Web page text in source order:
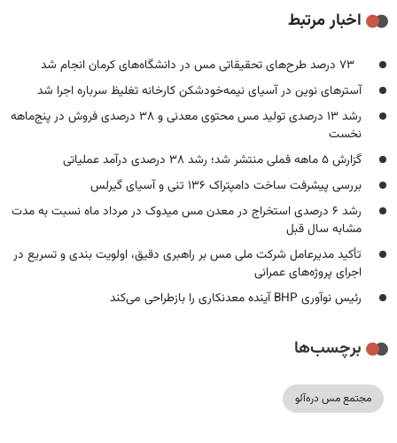
اخبار مرتبط
آسترهای نوین در آسیای نیمه‌خودشکن کارخانه تغلیظ سرباره اجرا شد
رشد ۱۳ درصدی تولید مس محتوی معدنی و ۳۸ درصدی فروش در پنج‌ماهه
نخست
گزارش ۵ ماهه فملی منتشر شد؛ رشد ۳۸ درصدی درآمد عملیاتی
بررسی پیشرفت ساخت دامپتراک ۱۳۶ تنی و آسیای گیرلس
رشد ۶ درصدی استخراج در معدن مس میدوک در مرداد ماه نسبت به مدت
مشابه سال قبل
تأکید مدیرعامل شرکت ملی مس بر راهبری دقیق، اولویت بندی و تسریع در
اجرای پروژه‌های عمرانی
رئیس نوآوری BHP آینده معدنکاری را بازطراحی می‌کند
برچسب‌ها
مجتمع مس دره‌آلو